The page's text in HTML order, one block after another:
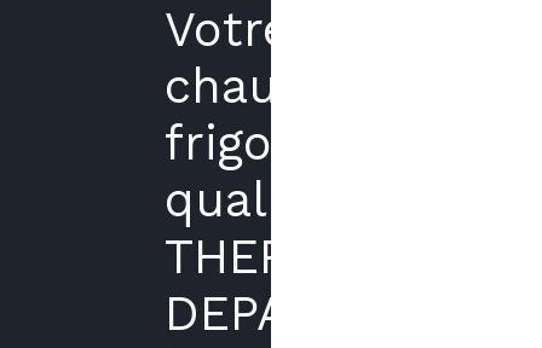
Votre
chauffagiste
frigoriste
qualifié
THERMIKE
DEPANNAGE